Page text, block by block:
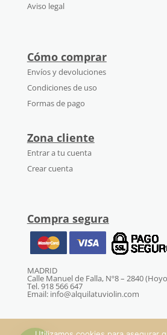
Aviso legal
Cómo comprar
Envíos y devoluciones
Condiciones de uso
Formas de pago
Zona cliente
Entrar a tu cuenta
Crear cuenta
Compra segura
MADRID
Calle Manuel de Falla, Nº8 – 2840
Tel. 918 566 647
Email: info@alquilatuviolin.com